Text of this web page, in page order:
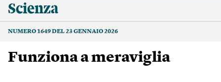
Scienza
NUMERO 1649 DEL 23 GENNAIO 2026
Funziona a meraviglia